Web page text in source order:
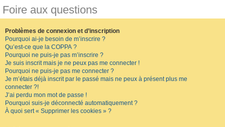
Foire aux questions
Problèmes de connexion et d’inscription
Pourquoi ai-je besoin de m’inscrire ?
Qu’est-ce que la COPPA ?
Pourquoi ne puis-je pas m’inscrire ?
Je suis inscrit mais je ne peux pas me connecter !
Pourquoi ne puis-je pas me connecter ?
Je m’étais déjà inscrit par le passé mais ne peux à présent plus me
connecter ?!
J’ai perdu mon mot de passe !
Pourquoi suis-je déconnecté automatiquement ?
À quoi sert « Supprimer les cookies » ?